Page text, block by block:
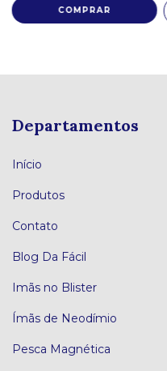
Departamentos
Início
Produtos
Contato
Blog Da Fácil
Imãs no Blister
Ímãs de Neodímio
Pesca Magnética